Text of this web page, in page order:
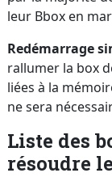
leur Bbox en
Redémarrage
rallumer la box
liées à la
ne sera
Liste des
résoudre